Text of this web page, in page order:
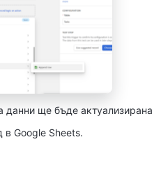
данни ще бъде актуализирана
в Google Sheets.